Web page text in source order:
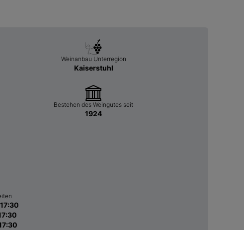
Weinanbau Unterregion
Kaiserstuhl
Bestehen des Weingutes seit
1924